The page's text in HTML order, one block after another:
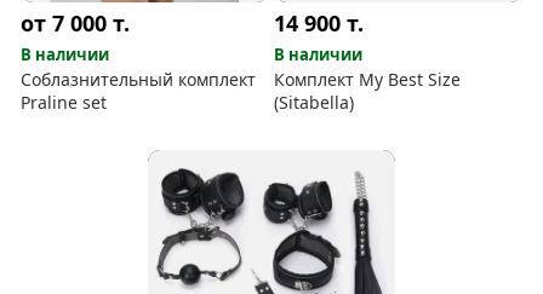
от 7 000т.
В наличии
Соблазнительный комплект
Praline set
14 900т.
В наличии
Комплект My Best Size
(Sitabella)